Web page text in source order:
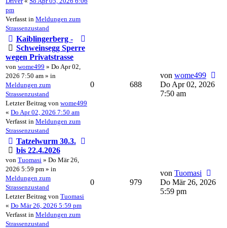
pm
Verfasst in Meldungen zum
Strassenzustand
Kaiblingerberg -
Schweinsegg Sperre
wegen Privatstrasse
von wome499 » Do Apr 02,
2026 7:50 am » in
Meldungen zum
Strassenzustand
Letzter Beitrag von wome499
« Do Apr 02, 2026 7:50 am
Verfasst in Meldungen zum
Strassenzustand
0 688
von wome499
Do Apr 02, 2026
7:50 am
Tatzelwurm 30.3.
bis 22.4.2026
von Tuomasi » Do Mär 26,
2026 5:59 pm » in
Meldungen zum
Strassenzustand
Letzter Beitrag von Tuomasi
« Do Mär 26, 2026 5:59 pm
Verfasst in Meldungen zum
Strassenzustand
0 979
von Tuomasi
Do Mär 26, 2026
5:59 pm